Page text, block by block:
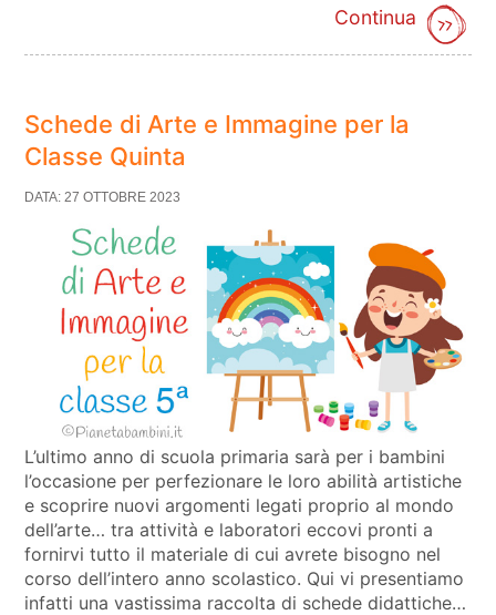
Continua
Schede di Arte e Immagine per la
Classe Quinta
DATA: 27 OTTOBRE 2023
L’ultimo anno di scuola primaria sarà per i bambini
l’occasione per perfezionare le loro abilità artistiche
e scoprire nuovi argomenti legati proprio al mondo
dell’arte… tra attività e laboratori eccovi pronti a
fornirvi tutto il materiale di cui avrete bisogno nel
corso dell’intero anno scolastico. Qui vi presentiamo
infatti una vastissima raccolta di schede didattiche…